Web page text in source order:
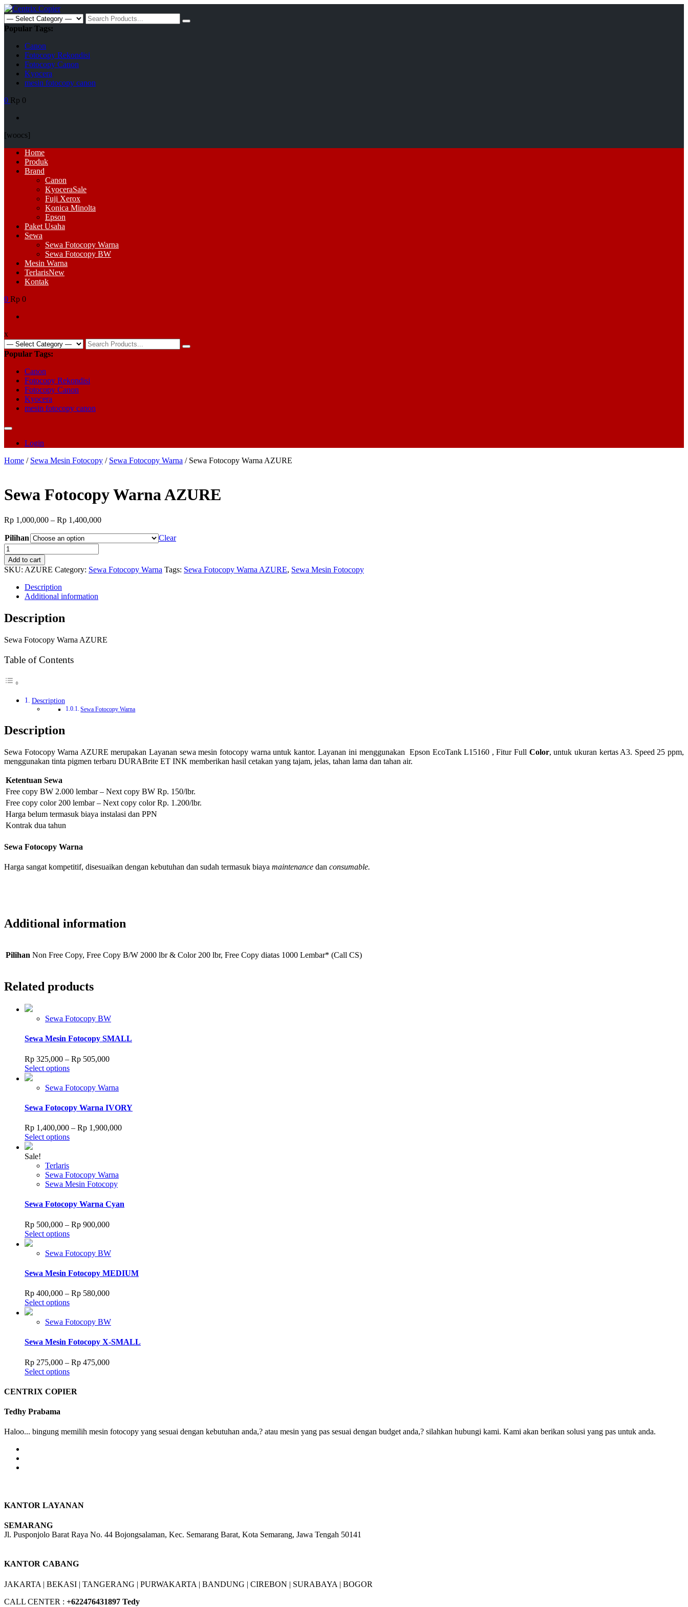
Skip
to
content
Search
for:
Popular Tags:
Canon
Fotocopy Rekondisi
Fotocopy Canon
Kyocera
mesin fotocopy canon
0 Rp 0
[woocs]
Primary
Menu
Home
Produk
Brand
Canon
KyoceraSale
Fuji Xerox
Konica Minolta
Epson
Paket Usaha
Sewa
Sewa Fotocopy Warna
Sewa Fotocopy BW
Mesin Warna
TerlarisNew
Kontak
0 Rp 0
x
Search
for:
Popular Tags:
Canon
Fotocopy Rekondisi
Fotocopy Canon
Kyocera
mesin fotocopy canon
Login
Home / Sewa Mesin Fotocopy / Sewa Fotocopy Warna / Sewa Fotocopy Warna AZURE
Sewa Fotocopy Warna AZURE
Rp 1,000,000 – Rp 1,400,000Price
Pilihan
Clear
Sewa
Fotocopy
Warna
AZURE
quantity
Add to cart
SKU: AZURE Category: Sewa Fotocopy Warna Tags: Sewa Fotocopy Warna AZURE, Sewa Mesin Fotocopy
Description
Additional information
Description
Sewa Fotocopy Warna AZURE
Table of Contents
Description
Sewa Fotocopy Warna
Description
Sewa Fotocopy Warna AZURE merupakan Layanan sewa mesin fotocopy warna untuk kantor. Layanan ini menggunakan Epson EcoTank L15160 , Fitur Full Color, untuk ukuran kertas A3. Speed 25 ppm,
menggunakan tinta pigmen terbaru DURABrite ET INK memberikan hasil cetakan yang tajam, jelas, tahan lama dan tahan air.
Ketentuan Sewa
Free copy BW 2.000 lembar – Next copy BW Rp. 150/lbr.
Free copy color 200 lembar – Next copy color Rp. 1.200/lbr.
Harga belum termasuk biaya instalasi dan PPN
Kontrak dua tahun
Sewa Fotocopy Warna
Harga sangat kompetitif, disesuaikan dengan kebutuhan dan sudah termasuk biaya maintenance dan consumable.
Additional information
Pilihan Non Free Copy, Free Copy B/W 2000 lbr & Color 200 lbr, Free Copy diatas 1000 Lembar* (Call CS)
Related products
Sewa Fotocopy BW
Sewa Mesin Fotocopy SMALL
Rp 325,000 – Rp 505,000Price
through
Select optionsThis
has
variants.
The
options
may
be
product
page
Sewa Fotocopy Warna
Sewa Fotocopy Warna IVORY
Rp 1,400,000 – Rp 1,900,000Price
Select optionsThis
variants.
The
may
be
on
the
page
Sale!
Terlaris
Sewa Fotocopy Warna
Sewa Mesin Fotocopy
Sewa Fotocopy Warna Cyan
Rp 500,000 – Rp 900,000Price
through
Select optionsThis
has
variants.
The
options
may
be
on
product
Sewa Fotocopy BW
Sewa Mesin Fotocopy MEDIUM
Rp 400,000 – Rp 580,000Price
through
Select optionsThis
has
variants.
The
may
be
on
Sewa Fotocopy BW
Sewa Mesin Fotocopy X-SMALL
Rp 275,000 – Rp 475,000Price
Select optionsThis
has
may
CENTRIX COPIER
Tedhy Prabama
Haloo... bingung memilih mesin fotocopy yang sesuai dengan kebutuhan anda,? atau mesin yang pas sesuai dengan budget anda,? silahkan hubungi kami. Kami akan berikan solusi yang pas untuk anda.
KANTOR LAYANAN
SEMARANG
Jl. Pusponjolo Barat Raya No. 44 Bojongsalaman, Kec. Semarang Barat, Kota Semarang, Jawa Tengah 50141
KANTOR CABANG
JAKARTA | BEKASI | TANGERANG | PURWAKARTA | BANDUNG | CIREBON | SURABAYA | BOGOR
CALL CENTER : +622476431897 Tedy